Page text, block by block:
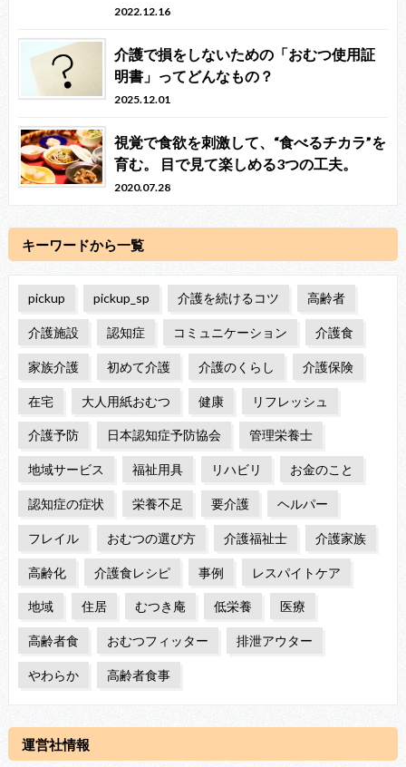
2022.12.16
介護で損をしないための「おむつ使用証
明書」ってどんなもの？
2025.12.01
視覚で食欲を刺激して、“食べるチカラ”を
育む。 目で見て楽しめる3つの工夫。
2020.07.28
キーワードから一覧
pickup pickup_sp 介護を続けるコツ 高齢者
介護施設 認知症 コミュニケーション 介護食
家族介護 初めて介護 介護のくらし 介護保険
在宅 大人用紙おむつ 健康 リフレッシュ
介護予防 日本認知症予防協会 管理栄養士
地域サービス 福祉用具 リハビリ お金のこと
認知症の症状 栄養不足 要介護 ヘルパー
フレイル おむつの選び方 介護福祉士 介護家族
高齢化 介護食レシピ 事例 レスパイトケア
地域 住居 むつき庵 低栄養 医療
高齢者食 おむつフィッター 排泄アウター
やわらか 高齢者食事
運営社情報